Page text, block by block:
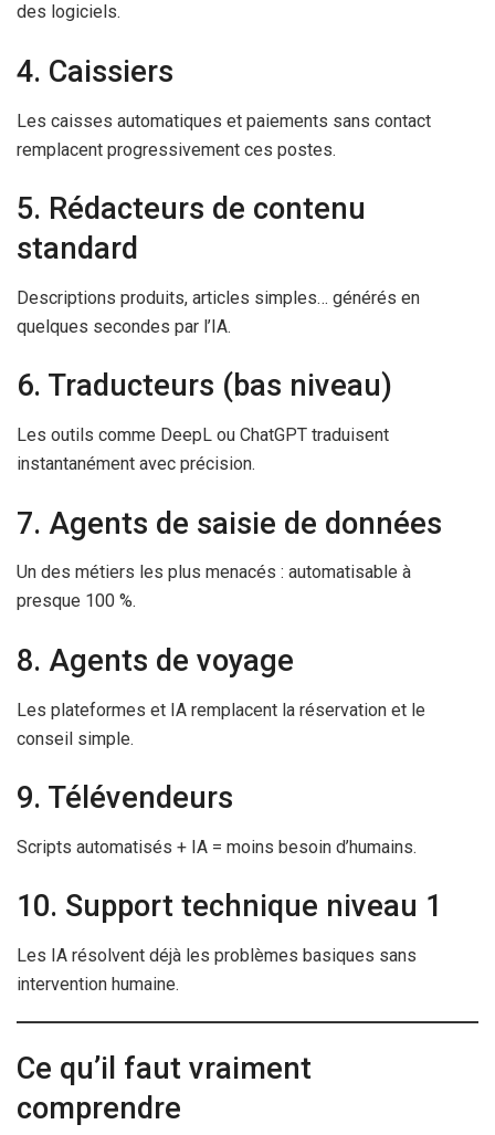
des logiciels.
4. Caissiers
Les caisses automatiques et paiements sans contact
remplacent progressivement ces postes.
5. Rédacteurs de contenu
standard
Descriptions produits, articles simples… générés en
quelques secondes par l’IA.
6. Traducteurs (bas niveau)
Les outils comme DeepL ou ChatGPT traduisent
instantanément avec précision.
7. Agents de saisie de données
Un des métiers les plus menacés : automatisable à
presque 100 %.
8. Agents de voyage
Les plateformes et IA remplacent la réservation et le
conseil simple.
9. Télévendeurs
Scripts automatisés + IA = moins besoin d’humains.
10. Support technique niveau 1
Les IA résolvent déjà les problèmes basiques sans
intervention humaine.
Ce qu’il faut vraiment
comprendre